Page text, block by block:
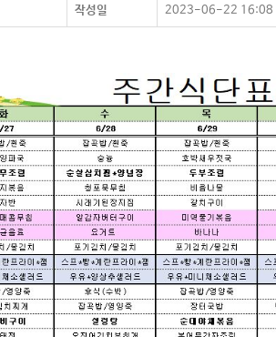
작성일 2023-06-22 16:08